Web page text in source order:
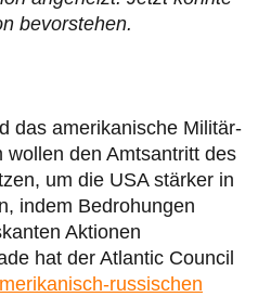
bevorstehen.
das amerikanische Militär-
wollen den Amtsantritt des
um die USA stärker in
indem Bedrohungen
Aktionen
hat der Atlantic Council
russischen